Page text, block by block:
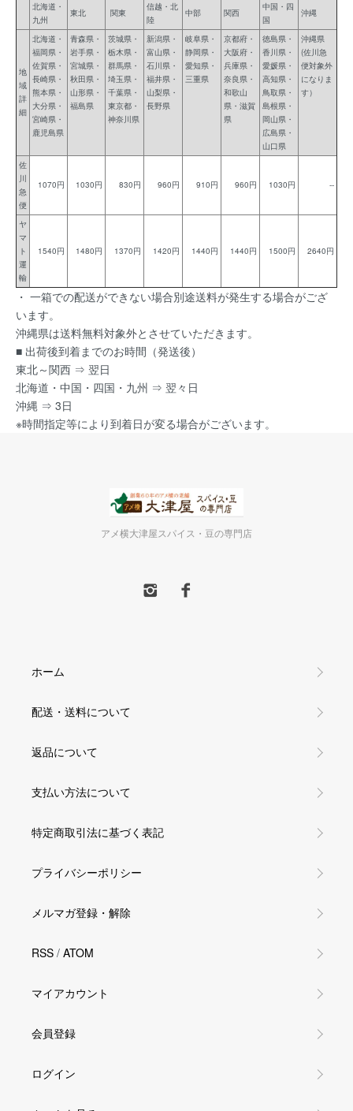
北海道・
九州
東北 関東
信越・北
陸
中部 関西
中国・四
国
沖縄
地
域
詳
細
北海道・
福岡県・
佐賀県・
長崎県・
熊本県・
大分県・
宮崎県・
鹿児島県
青森県・
岩手県・
宮城県・
秋田県・
山形県・
福島県
茨城県・
栃木県・
群馬県・
埼玉県・
千葉県・
東京都・
神奈川県
新潟県・
富山県・
石川県・
福井県・
山梨県・
長野県
岐阜県・
静岡県・
愛知県・
三重県
京都府・
大阪府・
兵庫県・
奈良県・
和歌山
県・滋賀
県
徳島県・
香川県・
愛媛県・
高知県・
鳥取県・
島根県・
岡山県・
広島県・
山口県
沖縄県
(佐川急
便対象外
になりま
す）
佐
川
急
便
1070円 1030円 830円 960円 910円 960円 1030円 --
ヤ
マ
ト
運
輸
1540円 1480円 1370円 1420円 1440円 1440円 1500円 2640円
・ 一箱での配送ができない場合別途送料が発生する場合がござ
います。
沖縄県は送料無料対象外とさせていただきます。
■ 出荷後到着までのお時間（発送後）
東北～関西 ⇒ 翌日
北海道・中国・四国・九州 ⇒ 翌々日
沖縄 ⇒ 3日
※時間指定等により到着日が変る場合がございます。
アメ横大津屋スパイス・豆の専門店
ホーム
配送・送料について
返品について
支払い方法について
特定商取引法に基づく表記
プライバシーポリシー
メルマガ登録・解除
RSS / ATOM
マイアカウント
会員登録
ログイン